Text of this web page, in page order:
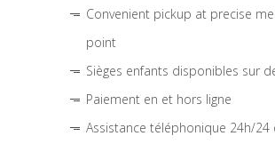
Convenient pickup at precise
point
Sièges enfants disponibles sur
Paiement en et hors ligne
Assistance téléphonique 24h/24